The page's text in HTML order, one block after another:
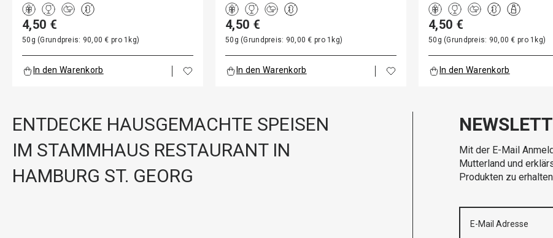
4,50 €
50g (Grundpreis: 90,00 € pro 1kg)
In den Warenkorb
4,50 €
50g (Grundpreis: 90,00 € pro 1kg)
In den Warenkorb
4,50 €
50g (Grundpreis: 90,00 € pro 1kg)
In den Warenkorb
ENTDECKE HAUSGEMACHTE SPEISEN
IM STAMMHAUS RESTAURANT IN
HAMBURG ST. GEORG
Mit der E-Mail
Mutterland und
Produkten zu